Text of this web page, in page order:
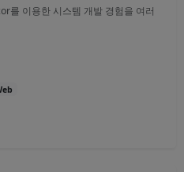
를 이용한 시스템 개발 경험을 여러